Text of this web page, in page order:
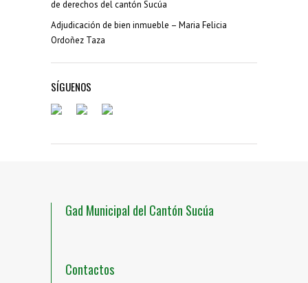
de derechos del cantón Sucúa
Adjudicación de bien inmueble – Maria Felicia
Ordoñez Taza
SÍGUENOS
Gad Municipal del Cantón Sucúa
Contactos